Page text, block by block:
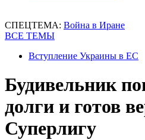
СПЕЦТЕМА: Война в Иране
ВСЕ ТЕМЫ
Вступление Украины в ЕС
Будивельник
долги и готов
Суперлигу